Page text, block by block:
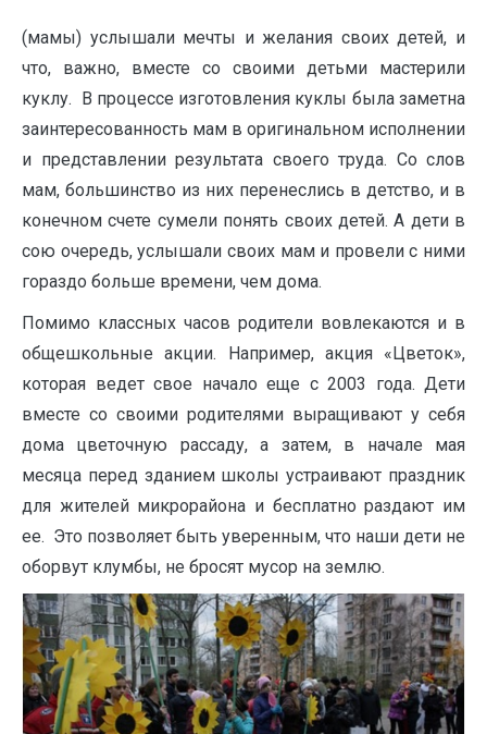
(мамы) услышали мечты и желания своих детей, и
что, важно, вместе со своими детьми мастерили
куклу. В процессе изготовления куклы была заметна
заинтересованность мам в оригинальном исполнении
и представлении результата своего труда. Со слов
мам, большинство из них перенеслись в детство, и в
конечном счете сумели понять своих детей. А дети в
сою очередь, услышали своих мам и провели с ними
гораздо больше времени, чем дома.
Помимо классных часов родители вовлекаются и в
общешкольные акции. Например, акция «Цветок»,
которая ведет свое начало еще с 2003 года. Дети
вместе со своими родителями выращивают у себя
дома цветочную рассаду, а затем, в начале мая
месяца перед зданием школы устраивают праздник
для жителей микрорайона и бесплатно раздают им
ее. Это позволяет быть уверенным, что наши дети не
оборвут клумбы, не бросят мусор на землю.